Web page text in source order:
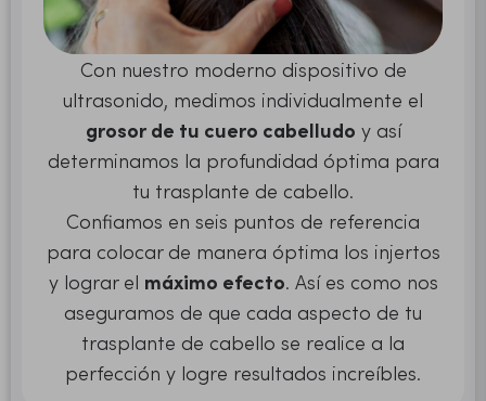
Con nuestro moderno dispositivo de
ultrasonido, medimos individualmente el
grosor de tu cuero cabelludo y así
determinamos la profundidad óptima para
tu trasplante de cabello.
Confiamos en seis puntos de referencia
para colocar de manera óptima los injertos
y lograr el máximo efecto. Así es como nos
aseguramos de que cada aspecto de tu
trasplante de cabello se realice a la
perfección y logre resultados increíbles.